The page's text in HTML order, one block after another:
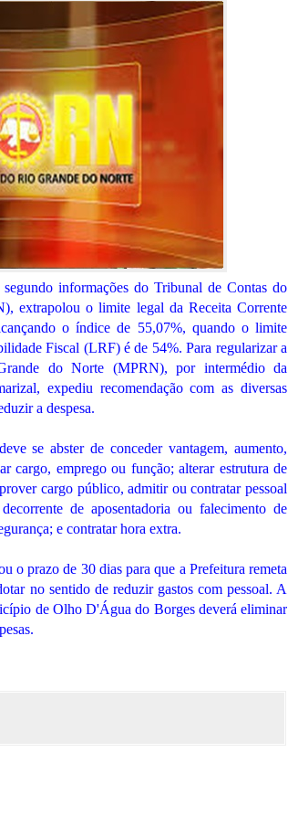
informações do Tribunal de Contas do
extrapolou o limite legal da Receita Corrente
o índice de 55,07%, quando o limite
Fiscal (LRF) é de 54%. Para regularizar a
do Norte (MPRN), por intermédio da
expediu recomendação com as diversas
a despesa.
se abster de conceder vantagem, aumento,
cargo, emprego ou função; alterar estrutura de
cargo público, admitir ou contratar pessoal
de aposentadoria ou falecimento de
e contratar hora extra.
o prazo de 30 dias para que a Prefeitura remeta
no sentido de reduzir gastos com pessoal. A
de Olho D'Água do Borges deverá eliminar